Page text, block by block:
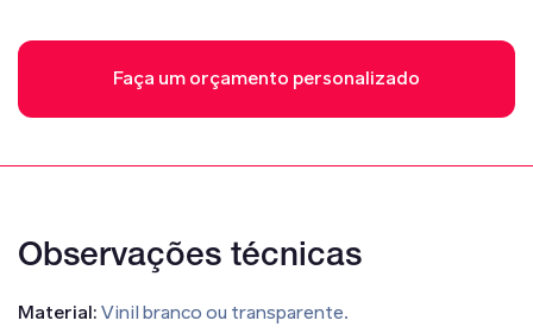
Faça um orçamento personalizado
Observações técnicas
Material: Vinil branco ou transparente.